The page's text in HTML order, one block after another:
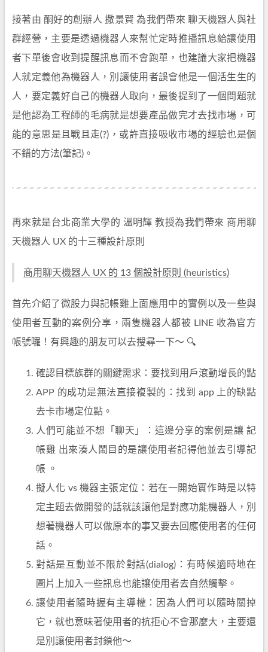
接著由 酮好的創辦人 撒景賢 為我們帶來 聊天機器人與社
群經營，主要是透過機器人來幫忙定時推播訊息給讓使用
者下單後會收到提醒訊息而不會跑單，也建議大家把機器
人就定義他為機器人，別讓使用者誤會他是一個活生生的
人，要定義好自己的機器人取向，最後提到了一個問題就
是他認為工程師的毛病就是想要產品做完才去找市場，可
能的意思是且戰且走(?)，或許直接吸收市場的經驗也是個
不錯的方法(筆記)。
再來就是台北商業大學的 溫明輝 教授為我們帶來 商用聊
天機器人 UX 的十三種設計原則
商用聊天機器人 UX 的 13 個設計原則 (heuristics)
首先介紹了微股力與記帳雞上面應用中的實例以及一些與
使用者互動的案例分享，兩隻機器人都被 LINE 收為官方
帳號囉！有興趣的朋友可以去搜尋一下～ 🔍
確認目標族群的關鍵需求：要找到用戶滾動增長的點
APP 的成功是無法直接複製的：找到 app 上的缺點
去卡市場定位點。
人們可能並不想「聊天」：這邊分享的案例是讓 記
帳雞 出來湊人鬧目的是讓使用者記得他並去引導記
帳 。
擬人化 vs 機器主張定位：若在一開始實作時是以特
定主題去做開發的話就該讓他是對應功能機器人，別
想著機器人可以做原本的事又要去回應使用者的任何
話。
對話是互動並不限於對話(dialog)：有時候適時地在
圖片上加入一些訊息也能讓使用者去自然觸擊。
讓使用者隨時握有主導權：因為人們可以隨時關掉
它，就也意味著使用者的抗拒心不會那麼大，主要還
是別讓使用者封鎖他～